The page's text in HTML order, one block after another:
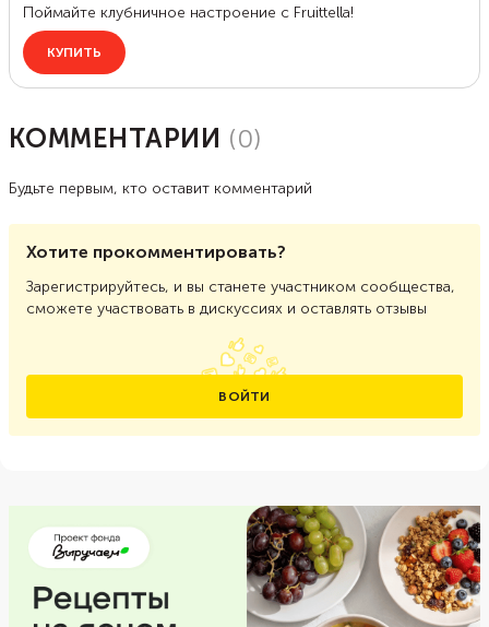
КОММЕНТАРИИ (0)
Будьте первым, кто оставит комментарий
Хотите прокомментировать?
Зарегистрируйтесь, и вы станете участником сообщества,
сможете участвовать в дискуссиях и оставлять отзывы
ВОЙТИ